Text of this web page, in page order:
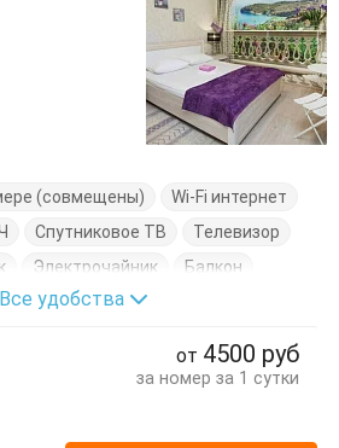
(совмещены)
Wi-Fi интернет
Спутниковое ТВ
Телевизор
Электрочайник
Балкон
Журнальный столик
Стулья
Все удобства
от 4500 руб
за номер за 1 сутки